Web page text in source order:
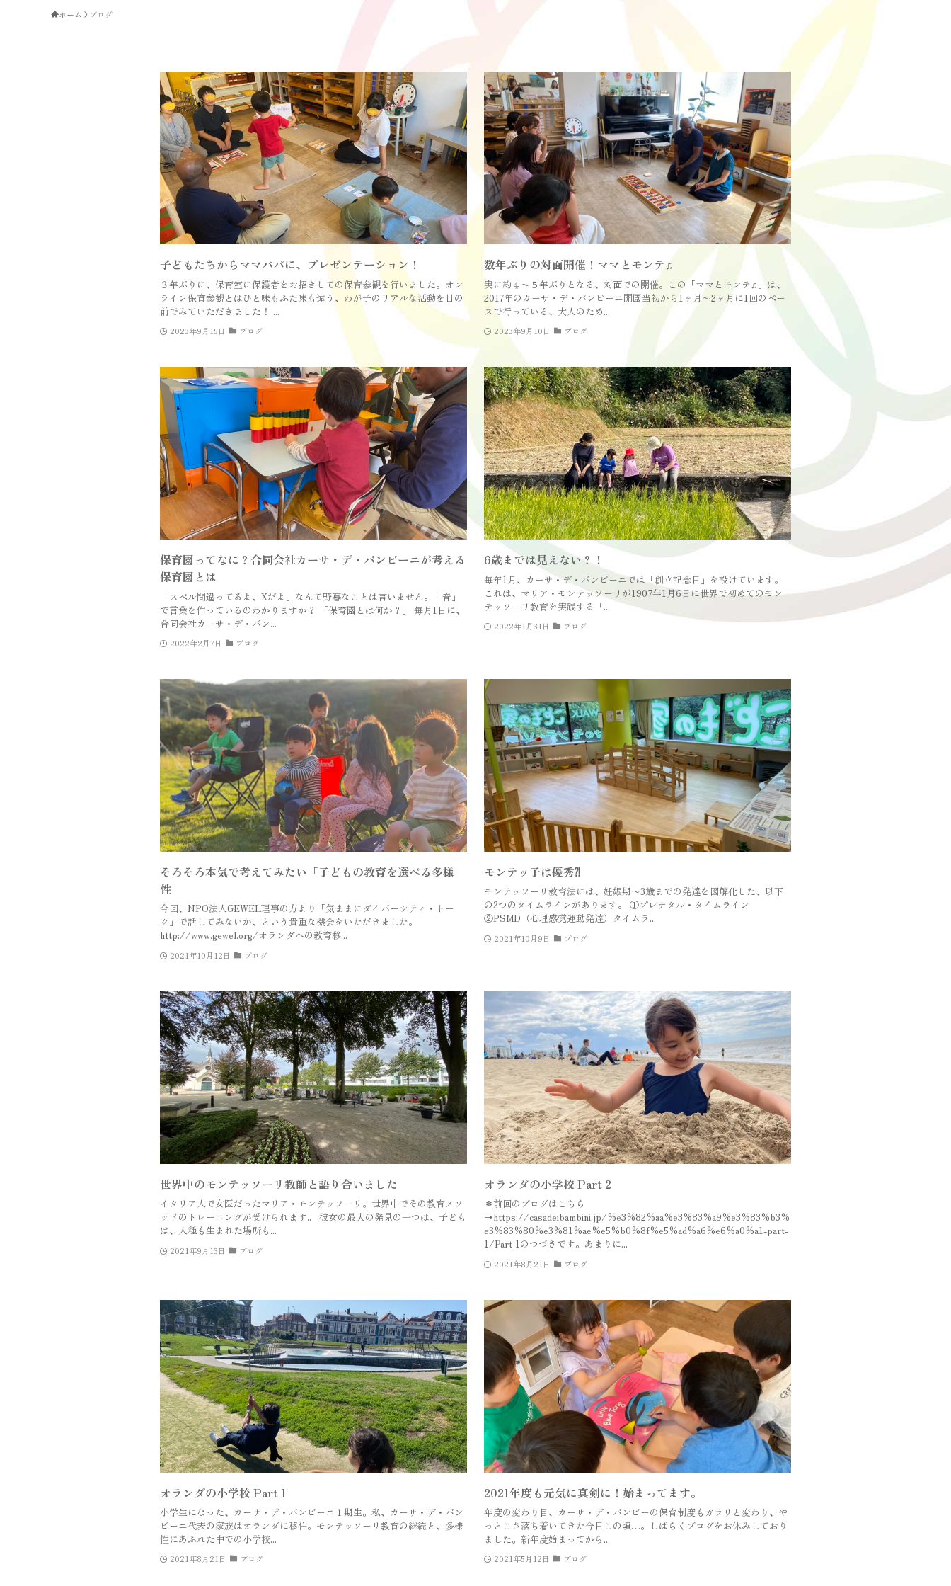
ホーム ブログ
子どもたちからママパパに、プレゼンテーション！
３年ぶりに、保育室に保護者をお招きしての保育参観を行いました。オン
ライン保育参観とはひと味もふた味も違う、わが子のリアルな活動を目の
前でみていただきました！ ...
2023年9月15日 ブログ
数年ぶりの対面開催！ママとモンテ♫
実に約４〜５年ぶりとなる、対面での開催。この「ママとモンテ♫」は、
2017年のカーサ・デ・バンビーニ開園当初から1ヶ月〜2ヶ月に1回のペー
スで行っている、大人のため...
2023年9月10日 ブログ
保育園ってなに？合同会社カーサ・デ・バンビーニが考える
保育園とは
「スペル間違ってるよ、Xだよ」なんて野暮なことは言いません。「音」
で言葉を作っているのわかりますか？ 「保育園とは何か？」 毎月1日に、
合同会社カーサ・デ・バン...
2022年2月7日 ブログ
6歳までは見えない？！
毎年1月、カーサ・デ・バンビーニでは「創立記念日」を設けています。
これは、マリア・モンテッソーリが1907年1月6日に世界で初めてのモン
テッソーリ教育を実践する「...
2022年1月31日 ブログ
そろそろ本気で考えてみたい「子どもの教育を選べる多様
性」
今回、NPO法人GEWEL理事の方より「気ままにダイバーシティ・トー
ク」で話してみないか、という貴重な機会をいただきました。
http://www.gewel.org/オランダへの教育移...
2021年10月12日 ブログ
モンテッ子は優秀⁈
モンテッソーリ教育法には、妊娠期〜3歳までの発達を図解化した、以下
の2つのタイムラインがあります。 ①プレナタル・タイムライン
②PSMD（心理感覚運動発達）タイムラ...
2021年10月9日 ブログ
世界中のモンテッソーリ教師と語り合いました
イタリア人で女医だったマリア・モンテッソーリ。世界中でその教育メソ
ッドのトレーニングが受けられます。 彼女の最大の発見の一つは、子ども
は、人種も生まれた場所も...
2021年9月13日 ブログ
オランダの小学校 Part 2
＊前回のブログはこちら
→https://casadeibambini.jp/%e3%82%aa%e3%83%a9%e3%83%b3%
e3%83%80%e3%81%ae%e5%b0%8f%e5%ad%a6%e6%a0%a1-part-
1/Part 1のつづきです。あまりに...
2021年8月21日 ブログ
オランダの小学校 Part 1
小学生になった、カーサ・デ・バンビーニ１期生。私、カーサ・デ・バン
ビーニ代表の家族はオランダに移住。モンテッソーリ教育の継続と、多様
性にあふれた中での小学校...
2021年8月21日 ブログ
2021年度も元気に真剣に！始まってます。
年度の変わり目、カーサ・デ・バンビーの保育制度もガラリと変わり、や
っとこさ落ち着いてきた今日この頃…。しばらくブログをお休みしており
ました。新年度始まってから...
2021年5月12日 ブログ